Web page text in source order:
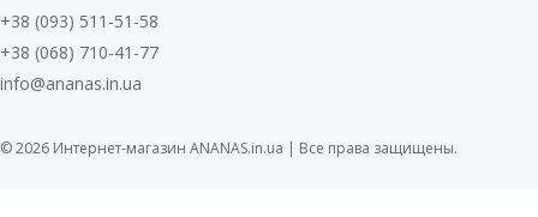
+38 (093) 511-51-58
+38 (068) 710-41-77
info@ananas.in.ua
© 2026 Интернет-магазин ANANAS.in.ua | Все права защищены.